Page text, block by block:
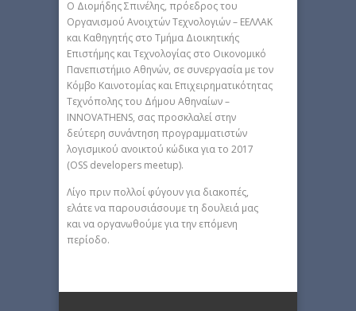
O Διομήδης Σπινέλης, πρόεδρος του
Οργανισμού Ανοιχτών Τεχνολογιών – ΕΕΛΛΑΚ
και Καθηγητής στο Τμήμα Διοικητικής
Επιστήμης και Τεχνολογίας στο Οικονομικό
Πανεπιστήμιο Αθηνών, σε συνεργασία με τον
Κόμβο Καινοτομίας και Επιχειρηματικότητας
Τεχνόπολης του Δήμου Αθηναίων –
INNOVATHENS, σας προσκλαλεί στην
δεύτερη συνάντηση προγραμματιστών
λογισμικού ανοικτού κώδικα για το 2017
(OSS developers meetup).
Λίγο πριν πολλοί φύγουν για διακοπές,
ελάτε να παρουσιάσουμε τη δουλειά μας
και να οργανωθούμε για την επόμενη
περίοδο.